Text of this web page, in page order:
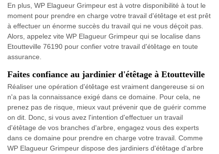
En plus, WP Elagueur Grimpeur est à votre disponibilité à tout le
moment pour prendre en charge votre travail d'étêtage et est prêt
à effectuer un énorme succès du travail qui ne vous déçoit pas.
Alors, appelez vite WP Elagueur Grimpeur qui se localise dans
Etoutteville 76190 pour confier votre travail d'étêtage en toute
assurance.
Faites confiance au jardinier d'étêtage à Etoutteville
Réaliser une opération d'étêtage est vraiment dangereuse si on
n'a pas la connaissance exigé dans ce domaine. Pour cela, ne
prenez pas de risque, mieux vaut prévenir que de guérir comme
on dit. Donc, si vous avez l'intention d'effectuer un travail
d'étêtage de vos branches d'arbre, engagez vous des experts
dans ce domaine pour prendre en charge votre travail. Comme
WP Elagueur Grimpeur dispose des jardiniers d'étêtage d'arbre